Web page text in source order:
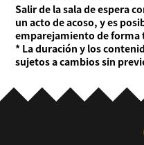
Salir de la sala de espera
un acto de acoso, y es
emparejamiento de forma
* La duración y los
sujetos a cambios sin